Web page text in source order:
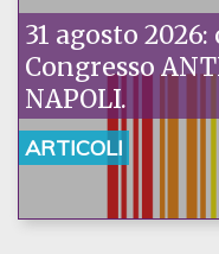
31 agosto
Congresso
NAPOLI.
ARTICOLI